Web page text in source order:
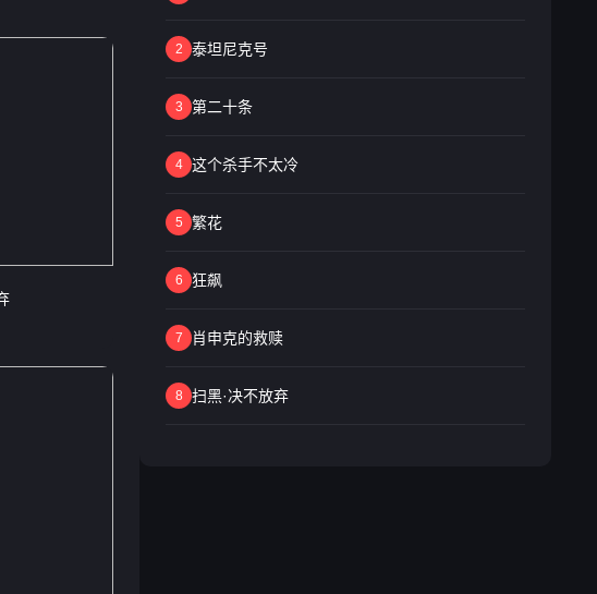
2 泰坦尼克号
3 第二十条
4 这个杀手不太冷
5 繁花
6 狂飙
7 肖申克的救赎
8 扫黑·决不放弃